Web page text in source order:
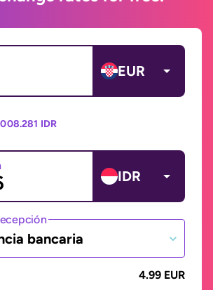
EUR
IDR
IDR
bancaria
4.99 EUR